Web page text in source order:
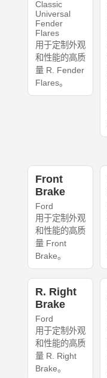
Classic
Universal
Fender
Flares
用于定制外观
和性能的高质
量 R. Fender
Flares。
Front
Brake
Ford
用于定制外观
和性能的高质
量 Front
Brake。
R. Right
Brake
Ford
用于定制外观
和性能的高质
量 R. Right
Brake。